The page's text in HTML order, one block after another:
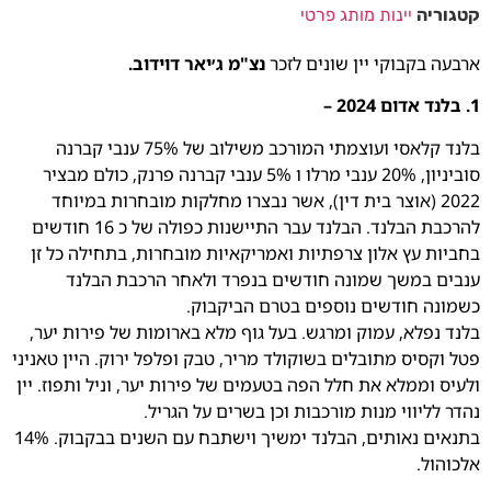
קטגוריה יינות מותג פרטי
ארבעה בקבוקי יין שונים לזכרנצ"מ ג׳יאר דוידוב.
1. בלנד אדום 2024 –
בלנד קלאסי ועוצמתי המורכב משילוב של 75% ענבי קברנה
סוביניון, 20% ענבי מרלו ו 5% ענבי קברנה פרנק, כולם מבציר
2022 (אוצר בית דין), אשר נבצרו מחלקות מובחרות במיוחד
להרכבת הבלנד. הבלנד עבר התיישנות כפולה של כ 16 חודשים
בחביות עץ אלון צרפתיות ואמריקאיות מובחרות, בתחילה כל זן
ענבים במשך שמונה חודשים בנפרד ולאחר הרכבת הבלנד
כשמונה חודשים נוספים בטרם הביקבוק.
בלנד נפלא, עמוק ומרגש. בעל גוף מלא בארומות של פירות יער,
פטל וקסיס מתובלים בשוקולד מריר, טבק ופלפל ירוק. היין טאניני
ולעיס וממלא את חלל הפה בטעמים של פירות יער, וניל ותפוז. יין
נהדר לליווי מנות מורכבות וכן בשרים על הגריל.
בתנאים נאותים, הבלנד ימשיך וישתבח עם השנים בבקבוק. 14%
אלכוהול.